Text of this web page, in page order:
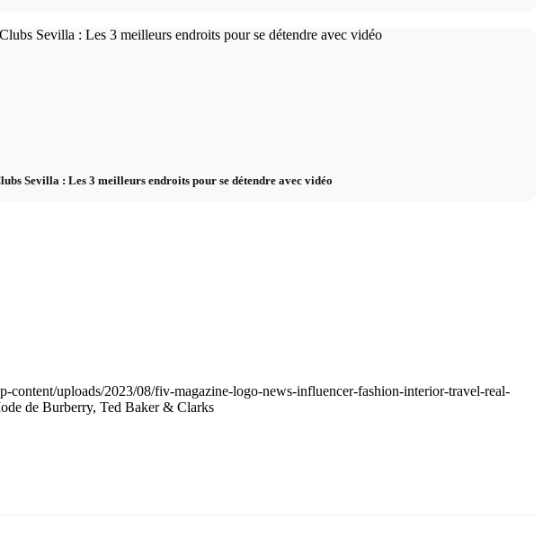
Sevilla : Les 3 meilleurs endroits pour se détendre avec vidéo
content/uploads/2023/08/fiv-magazine-logo-news-influencer-fashion-interior-travel-real-
de Burberry, Ted Baker & Clarks